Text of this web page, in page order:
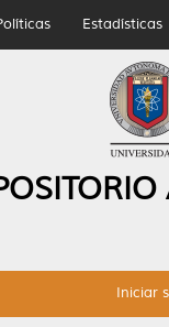
Estadísticas
Iniciar